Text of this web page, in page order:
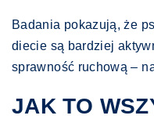
Badania pokazują, że
diecie są bardziej
sprawność ruchową –
JAK TO